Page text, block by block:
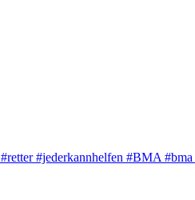
#retter#jederkannhelfen #BMA #bma